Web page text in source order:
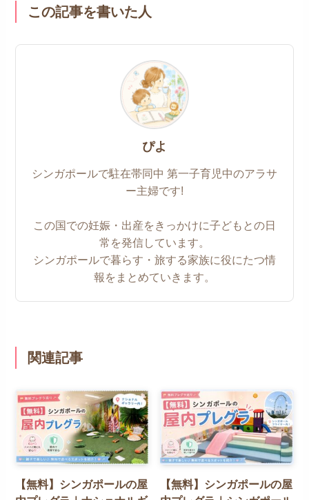
この記事を書いた人
ぴよ
シンガポールで駐在帯同中 第一子育児中のアラサ
ー主婦です!
この国での妊娠・出産をきっかけに子どもとの日
常を発信しています。
シンガポールで暮らす・旅する家族に役にたつ情
報をまとめていきます。
関連記事
【無料】シンガポールの屋
【無料】シンガポールの屋